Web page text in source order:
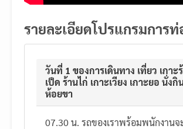
รายละเอียดโปรแกรมการท่
วันที่ 1 ของการเดินทาง เที่ยว เกาะ
เป็ด ร้านไก่ เกาะเวียง เกาะยอ นั่งกิ
ห้อยขา
07.30 น. รถของเราพร้อมพนักงานจ